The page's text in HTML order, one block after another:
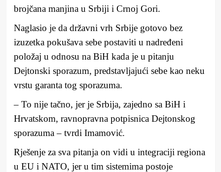
brojčana manjina u Srbiji i Crnoj Gori.
Naglasio je da državni vrh Srbije gotovo bez
izuzetka pokušava sebe postaviti u nadređeni
položaj u odnosu na BiH kada je u pitanju
Dejtonski sporazum, predstavljajući sebe kao neku
vrstu garanta tog sporazuma.
– To nije tačno, jer je Srbija, zajedno sa BiH i
Hrvatskom, ravnopravna potpisnica Dejtonskog
sporazuma – tvrdi Imamović.
Rješenje za sva pitanja on vidi u integraciji regiona
u EU i NATO, jer u tim sistemima postoje